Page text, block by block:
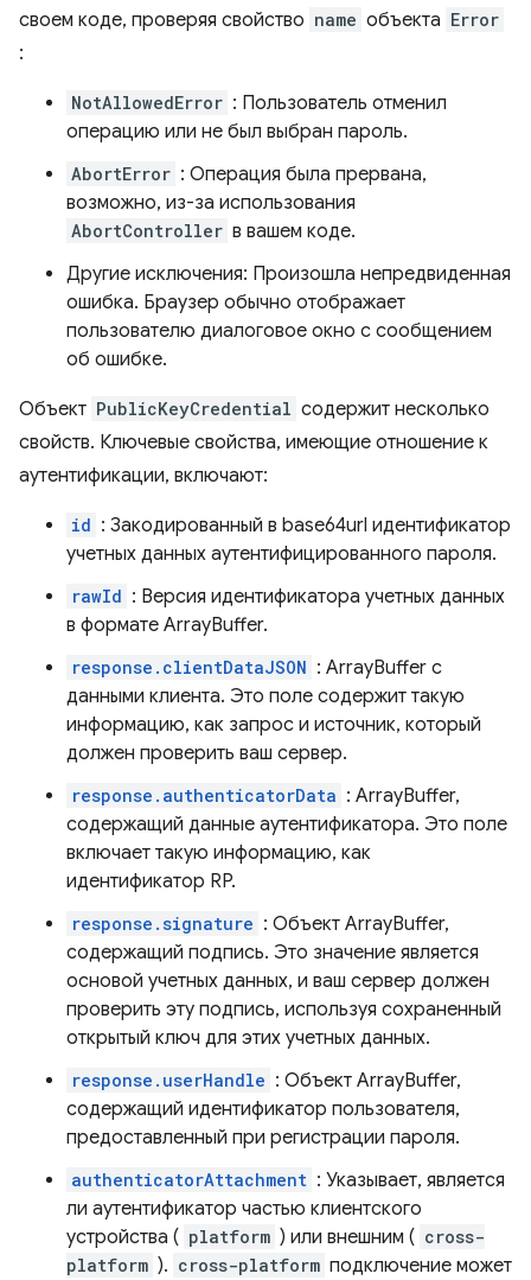
своем коде, проверяя свойство name объекта Error
:
NotAllowedError : Пользователь отменил
операцию или не был выбран пароль.
AbortError : Операция была прервана,
возможно, из-за использования
AbortController в вашем коде.
Другие исключения: Произошла непредвиденная
ошибка. Браузер обычно отображает
пользователю диалоговое окно с сообщением
об ошибке.
Объект PublicKeyCredential содержит несколько
свойств. Ключевые свойства, имеющие отношение к
аутентификации, включают:
id : Закодированный в base64url идентификатор
учетных данных аутентифицированного пароля.
rawId : Версия идентификатора учетных данных
в формате ArrayBuffer.
response.clientDataJSON : ArrayBuffer с
данными клиента. Это поле содержит такую ​​
информацию, как запрос и источник, который
должен проверить ваш сервер.
response.authenticatorData : ArrayBuffer,
содержащий данные аутентификатора. Это поле
включает такую ​​информацию, как
идентификатор RP.
response.signature : Объект ArrayBuffer,
содержащий подпись. Это значение является
основой учетных данных, и ваш сервер должен
проверить эту подпись, используя сохраненный
открытый ключ для этих учетных данных.
response.userHandle : Объект ArrayBuffer,
содержащий идентификатор пользователя,
предоставленный при регистрации пароля.
authenticatorAttachment : Указывает, является
ли аутентификатор частью клиентского
устройства ( platform ) или внешним ( cross-
platform ). cross-platform подключение может